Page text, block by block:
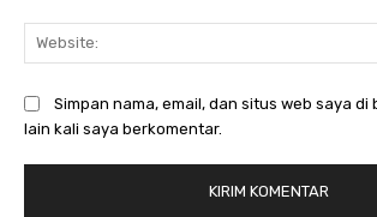
Simpan nama, email, dan situs web saya di
lain kali saya berkomentar.